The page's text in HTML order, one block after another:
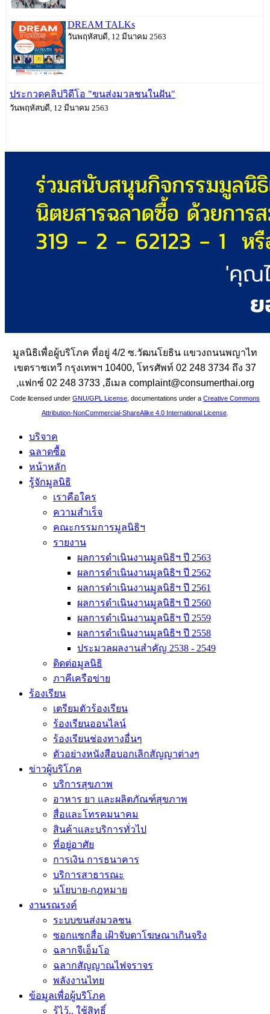
DREAM TALKs
วันพฤหัสบดี, 12 มีนาคม 2563
ประกวดคลิปวิดีโอ "ขนส่งมวลชนในฝัน"
วันพฤหัสบดี, 12 มีนาคม 2563
มูลนิธิเพื่อผู้บริโภค ที่อยู่ 4/2 ซ.วัฒนโยธิน แขวงถนนพญาไท
เขตราชเทวี กรุงเทพฯ 10400, โทรศัพท์ 02 248 3734 ถึง 37
,แฟกซ์ 02 248 3733 ,อีเมล complaint@consumerthai.org
Code licensed under GNU/GPL License, documentations under a Creative Commons
Attribution-NonCommercial-ShareAlike 4.0 International License.
บริจาค
ฉลาดซื้อ
หน้าหลัก
รู้จักมูลนิธิ
เราคือใคร
ความสำเร็จ
คณะกรรมการมูลนิธิฯ
รายงาน
ผลการดำเนินงานมูลนิธิฯ ปี 2563
ผลการดำเนินงานมูลนิธิฯ ปี 2562
ผลการดำเนินงานมูลนิธิฯ ปี 2561
ผลการดำเนินงานมูลนิธิฯ ปี 2560
ผลการดำเนินงานมูลนิธิฯ ปี 2559
ผลการดำเนินงานมูลนิธิฯ ปี 2558
ประมวลผลงานสำคัญ 2538 - 2549
ติดต่อมูลนิธิ
ภาคีเครือข่าย
ร้องเรียน
เตรียมตัวร้องเรียน
ร้องเรียนออนไลน์
ร้องเรียนช่องทางอื่นๆ
ตัวอย่างหนังสือบอกเลิกสัญญาต่างๆ
ข่าวผู้บริโภค
บริการสุขภาพ
อาหาร ยา และผลิตภัณฑ์สุขภาพ
สื่อและโทรคมนาคม
สินค้าและบริการทั่วไป
ที่อยู่อาศัย
การเงิน การธนาคาร
บริการสาธารณะ
นโยบาย-กฎหมาย
งานรณรงค์
ระบบขนส่งมวลชน
ซอกแซกสื่อ เฝ้าจับตาโฆษณาเกินจริง
ฉลากจีเอ็มโอ
ฉลากสัญญาณไฟจราจร
พลังงานไทย
ข้อมูลเพื่อผู้บริโภค
รู้ไว้.. ใช้สิทธิ์